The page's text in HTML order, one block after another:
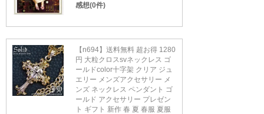
感想(0件)
【n694】送料無料 超お得 1280
円 大粒クロスsvネックレス ゴ
ールドcolor十字架 クリア ジュ
エリー メンズアクセサリー メ
ンズ ネックレス ペンダント ゴ
ールド アクセサリー プレゼン
ト ギフト 新作 春 夏 春服 夏服